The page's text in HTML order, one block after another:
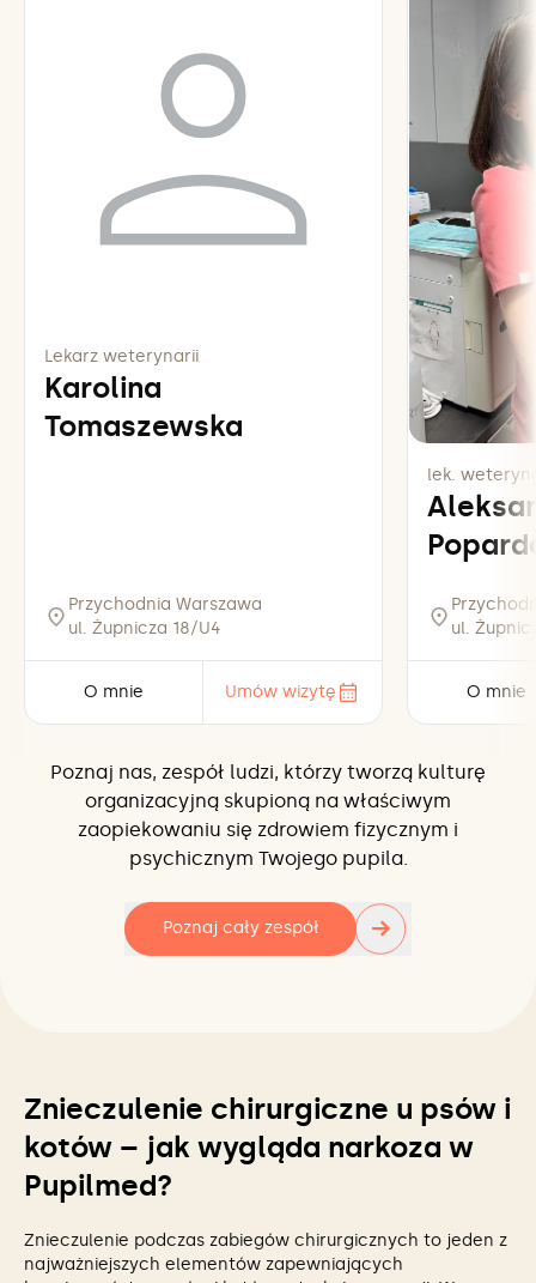
Lekarz weterynarii
Karolina
Tomaszewska
Przychodnia Warszawa
ul. Żupnicza 18/U4
O mnie Umów wizytę
lek.
ul.
O mnie
Poznaj nas, zespół ludzi, którzy tworzą kulturę
organizacyjną skupioną na właściwym
zaopiekowaniu się zdrowiem fizycznym i
psychicznym Twojego pupila.
Poznaj cały zespół →
Znieczulenie chirurgiczne u psów i
kotów – jak wygląda narkoza w
Pupilmed?
Znieczulenie podczas zabiegów chirurgicznych to jeden z
najważniejszych elementów zapewniających